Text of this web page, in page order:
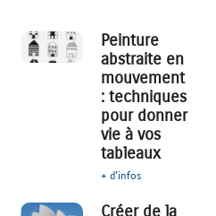
Peinture
abstraite en
mouvement
: techniques
pour donner
vie à vos
tableaux
+ d'infos
Créer de la